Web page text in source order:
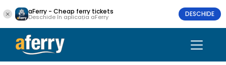
aFerry - Cheap ferry tickets
Deschide în aplicația aFerry DESCHIDE